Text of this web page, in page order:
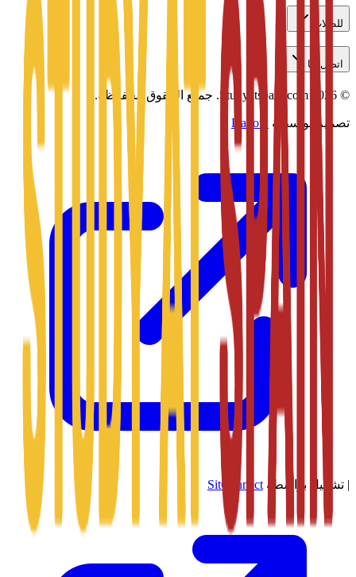
للطلاب
اتصل بنا
©
2026 جميع الحقوق محفوظة.
تصميم بواسطة Daxow
| تشغيل بواسطة SitConnect